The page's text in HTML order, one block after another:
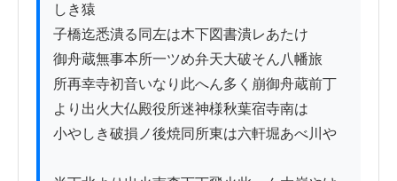
しき猿
子橋迄悉潰る同左は木下図書潰レあたけ
御舟蔵無事本所一ツめ弁天大破そん八幡旅
所再幸寺初音いなり此へん多く崩御舟蔵前丁
より出火大仏殿役所迷神様秋葉宿寺南は
小やしき破損ノ後焼同所東は六軒堀あべ川や